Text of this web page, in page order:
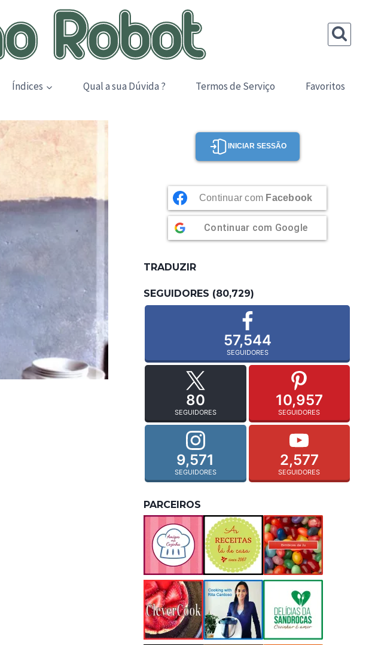
Índices Qual a sua Dúvida ? Termos de Serviço Favoritos
INICIAR SESSÃO
Continuar com Facebook
Continuar com Google
TRADUZIR
SEGUIDORES (80,729)
57,544
SEGUIDORES
80
SEGUIDORES
10,957
SEGUIDORES
9,571
SEGUIDORES
2,577
SEGUIDORES
PARCEIROS